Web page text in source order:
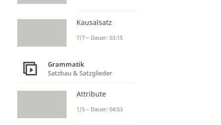
Kausalsatz
7/7 – Dauer: 03:15
Grammatik
Satzbau & Satzglieder
Attribute
1/5 – Dauer: 04:53